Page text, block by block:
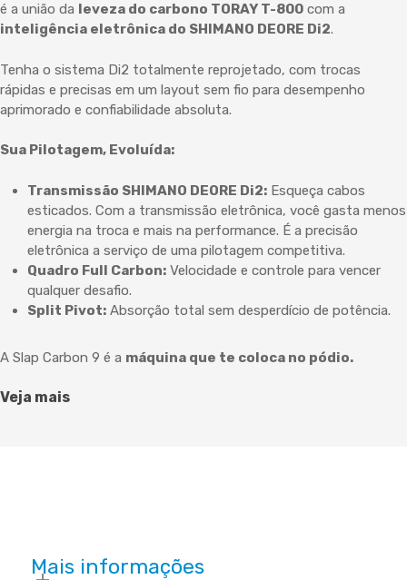
é a união da leveza do carbono TORAY T-800 com a
inteligência eletrônica do SHIMANO DEORE Di2.
Tenha o sistema Di2 totalmente reprojetado, com trocas
rápidas e precisas em um layout sem fio para desempenho
aprimorado e confiabilidade absoluta.
Sua Pilotagem, Evoluída:
Transmissão SHIMANO DEORE Di2: Esqueça cabos
esticados. Com a transmissão eletrônica, você gasta menos
energia na troca e mais na performance. É a precisão
eletrônica a serviço de uma pilotagem competitiva.
Quadro Full Carbon: Velocidade e controle para vencer
qualquer desafio.
Split Pivot: Absorção total sem desperdício de potência.
A Slap Carbon 9 é a máquina que te coloca no pódio.
Veja mais
Mais informações